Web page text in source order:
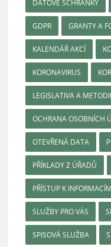
DATOVÉ SCHRÁNKY
GDPR GRANTY A
KALENDÁŘ AKCÍ
KORONAVIRUS
LEGISLATIVA A
OCHRANA OSOBNÍCH
OTEVŘENÁ DATA
PŘÍKLADY Z ÚŘADŮ
PŘÍSTUP K INFORMACÍM
SLUŽBY PRO VÁS
SPISOVÁ SLUŽBA